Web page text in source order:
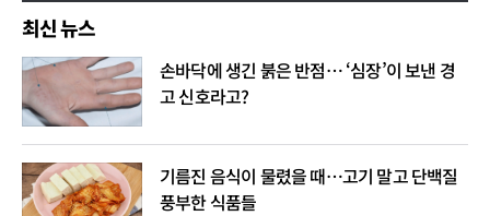
최신 뉴스
손바닥에 생긴 붉은 반점… ‘심장’이 보낸 경
고 신호라고?
기름진 음식이 물렸을 때…고기 말고 단백질
풍부한 식품들